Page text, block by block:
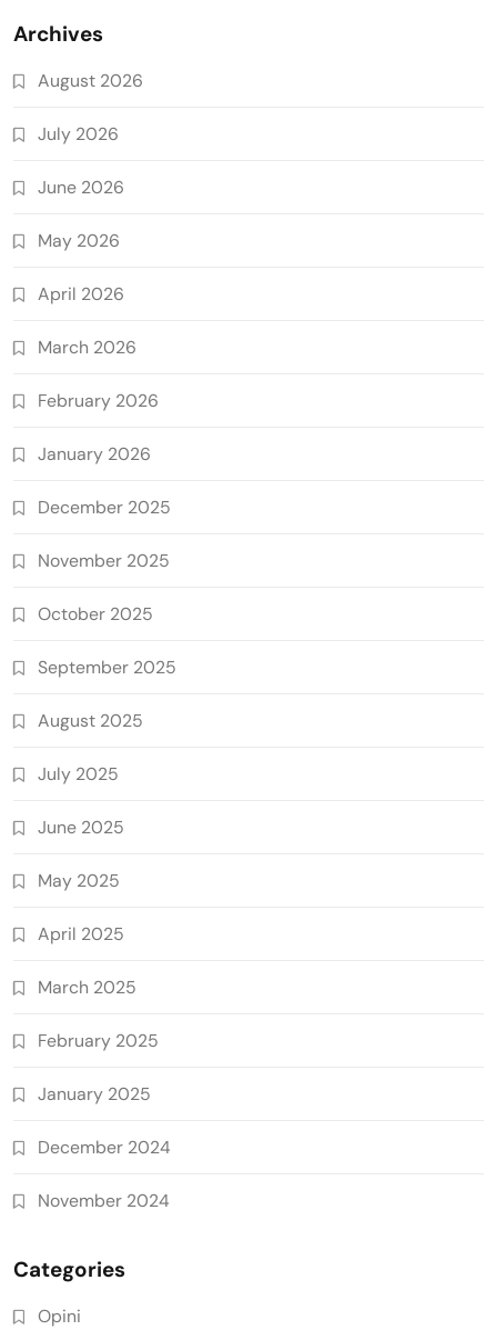
Archives
August 2026
July 2026
June 2026
May 2026
April 2026
March 2026
February 2026
January 2026
December 2025
November 2025
October 2025
September 2025
August 2025
July 2025
June 2025
May 2025
April 2025
March 2025
February 2025
January 2025
December 2024
November 2024
Categories
Opini